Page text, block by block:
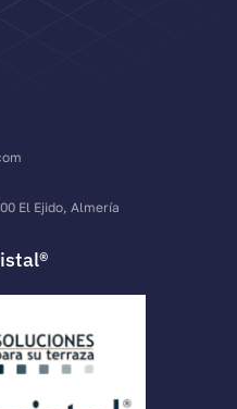
El Ejido, Almería